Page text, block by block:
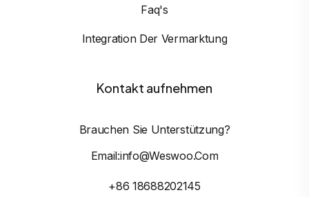
Faq's
Integration Der Vermarktung
Kontakt aufnehmen
Brauchen Sie Unterstützung?
Email:info@weswoo.com
+86 18688202145